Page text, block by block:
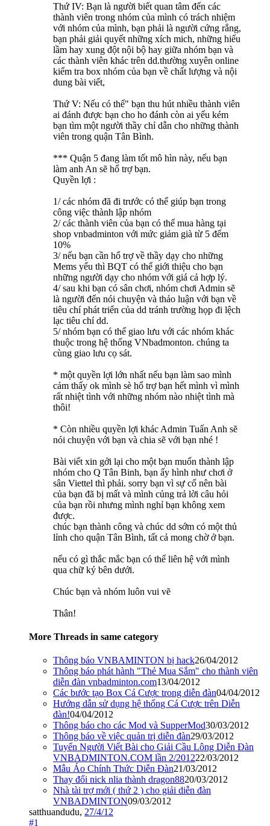
Thứ IV: Bạn là người biết quan tâm đến các
thành viên trong nhóm của mình có trách nhiệm
với nhóm của mình, bạn phải là người cứng rắng,
bạn phải giải quyết những xích mich, những hiểu
lầm hay xung đột nội bộ hay giữa nhóm bạn và
các thành viên khác trên dd.thường xuyên online
kiểm tra box nhóm của bạn về chất lượng và nội
dung bài viết,
Thứ V: Nếu có thể" bạn thu hút nhiều thành viên
ai đánh được bạn cho ho đánh còn ai yếu kém
bạn tìm một người thầy chỉ dẫn cho những thành
viên trong quận Tân Bình.
*** Quận 5 đang làm tốt mô hìn này, nếu bạn
làm anh An sẽ hổ trợ bạn.
Quyền lợi :
1/ các nhóm đã đi trước có thể giúp bạn trong
công việc thành lập nhóm
2/ các thành viên của bạn có thể mua hàng tại
shop vnbadminton với mức giảm già từ 5 đếm
10%
3/ nếu bạn cần hổ trợ về thầy dạy cho những
Mems yếu thì BQT có thể giới thiệu cho bạn
những người dạy cho nhóm với giá cả hợp lý.
4/ sau khi bạn có sân chơi, nhóm chơi Admin sẽ
là người đến nói chuyện và thảo luận với bạn về
tiêu chí phát triển của dd tránh trường họp đi lệch
lạc tiêu chí dd.
5/ nhóm bạn có thể giao lưu với các nhóm khác
thuộc trong hệ thống VNbadmonton. chúng ta
cùng giao lưu cọ sát.
* một quyền lợi lớn nhất nếu bạn làm sao mình
cảm thấy ok mình sè hổ trợ bạn hết mình vì mình
rất nhiệt tình với những nhóm nào nhiệt tình mà
thôi!
* Còn nhiều quyền lợi khác Admin Tuấn Anh sẽ
nói chuyện với bạn và chia sẽ với bạn nhé !
Bài viết xin gởi lại cho một bạn muốn thành lập
nhóm cho Q Tân Binh, bạn ấy hình như chơi ở
sân Viettel thì phải. sorry bạn vì sự cố nên bài
của bạn đã bị mất và mình củng trả lời câu hỏi
của bạn rồi nhưng mình nghỉ bạn không xem
được.
chúc bạn thành công và chúc dd sớm có một thủ
lỉnh cho quận Tân Bình, tất cả mong chờ ở bạn.
nếu có gì thắc mắc bạn có thể liên hệ với mình
qua chữ ký bên dưới.
Chúc bạn và nhóm luôn vui vẽ
Thân!
More Threads in same category
Thông báo VNBAMINTON bị hack26/04/2012
Thông báo phát hành "Thẻ Mua Sắm" cho thành viên
diễn đàn vnbadminton.com13/04/2012
Các bước tạo Box Cá Cược trong diễn đàn04/04/2012
Hướng dẫn sử dụng hệ thống Cá Cược trên Diễn
đàn!04/04/2012
Thông báo cho các Mod và SupperMod30/03/2012
Thông báo về việc quản trị diễn đàn29/03/2012
Tuyển Người Viết Bài cho Giải Cầu Lông Diễn Đàn
VNBADMINTON.COM lần 2/201222/03/2012
Mẫu Áo Chính Thức Diễn Đàn21/03/2012
Thay đổi nick nlia thành dragon8820/03/2012
Nhà tài trợ mới ( thứ 2 ) cho giải diễn đàn
VNBADMINTON09/03/2012
satthuandudu, 27/4/12
#1